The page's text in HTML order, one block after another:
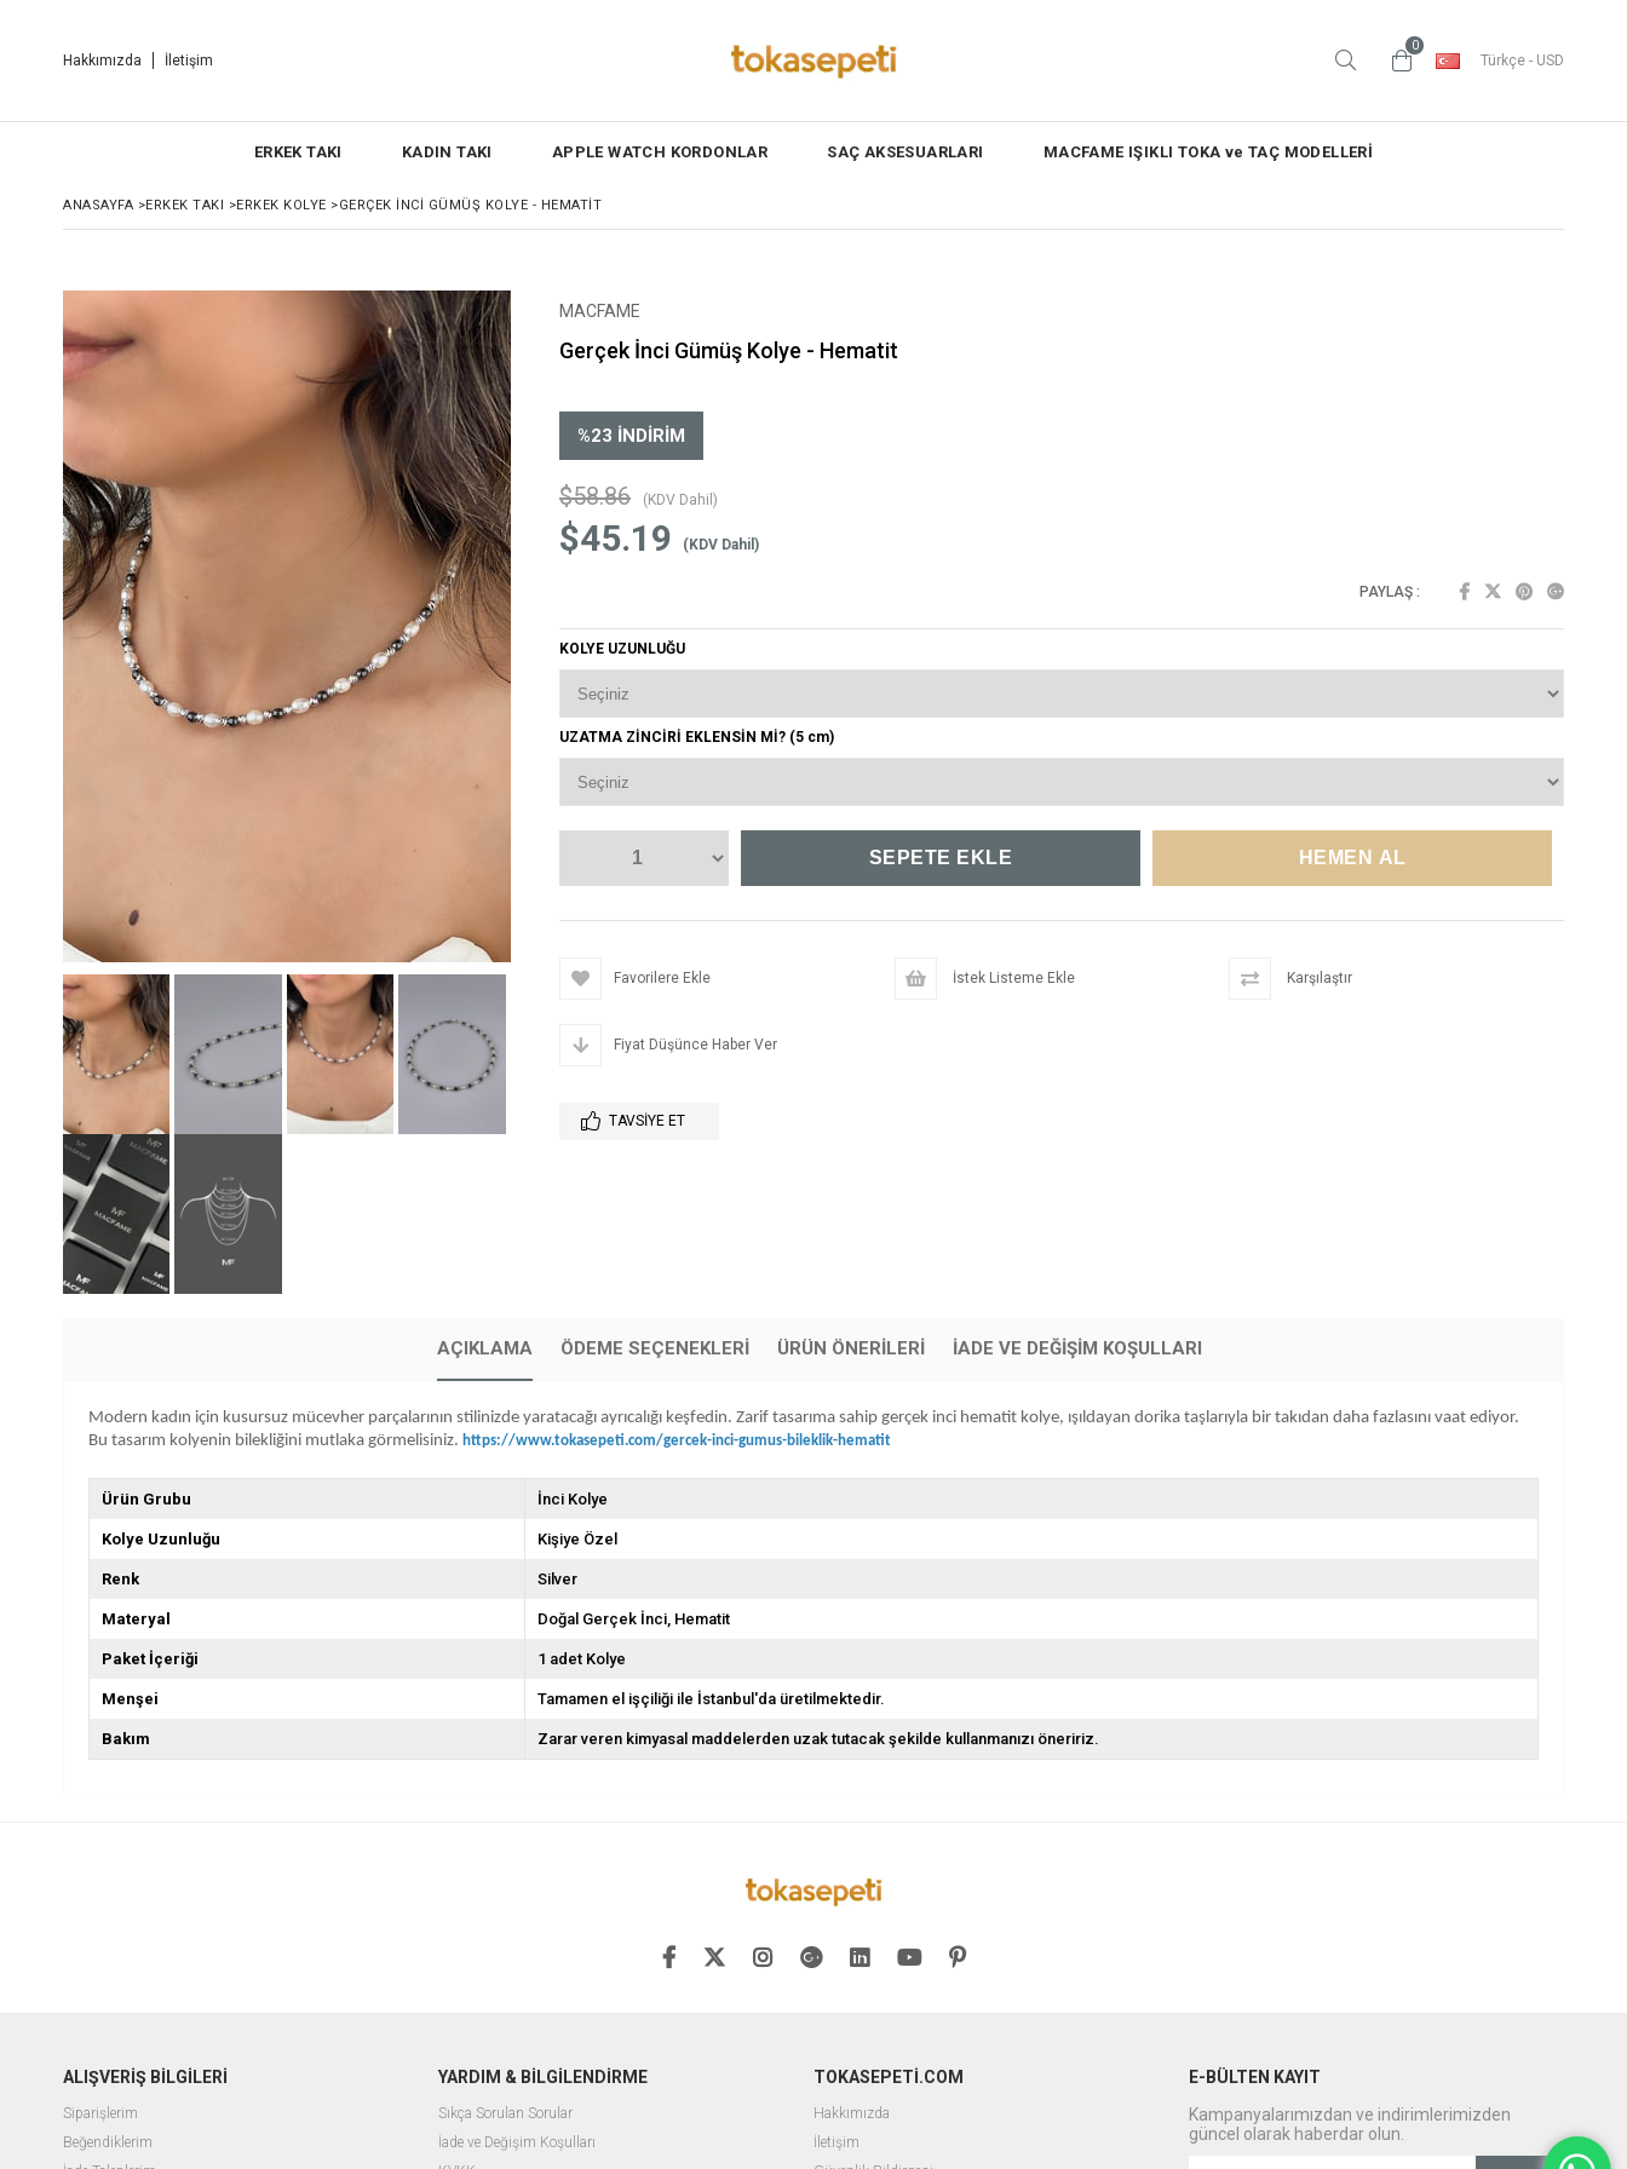
Hakkımızda İletişim
0
Türkçe - USD
ERKEK TAKI KADIN TAKI APPLE WATCH KORDONLAR SAÇ AKSESUARLARI MACFAME IŞIKLI TOKA ve TAÇ MODELLERİ
ANASAYFA >ERKEK TAKI >ERKEK KOLYE >GERÇEK İNCI GÜMÜŞ KOLYE - HEMATIT
MACFAME
Gerçek İnci Gümüş Kolye - Hematit
%23 İNDIRIM
$58.86 (KDV Dahil)
$45.19 (KDV Dahil)
PAYLAŞ :
KOLYE UZUNLUĞU
UZATMA ZİNCİRİ EKLENSİN Mİ? (5 cm)
Favorilere Ekle İstek Listeme Ekle Karşılaştır
Fiyat Düşünce Haber Ver
TAVSIYE ET
AÇIKLAMA ÖDEME SEÇENEKLERI ÜRÜN ÖNERILERI İADE VE DEĞİŞİM KOŞULLARI
Modern kadın için kusursuz mücevher parçalarının stilinizde yaratacağı ayrıcalığı keşfedin. Zarif tasarıma sahip gerçek inci hematit kolye, ışıldayan dorika taşlarıyla bir takıdan daha fazlasını vaat ediyor.
Bu tasarım kolyenin bilekliğini mutlaka görmelisiniz. https://www.tokasepeti.com/gercek-inci-gumus-bileklik-hematit
Ürün Grubu İnci Kolye
Kolye Uzunluğu Kişiye Özel
Renk Silver
Materyal Doğal Gerçek İnci Hematit
Paket İçeriği 1 adet Kolye
Menşei Tamamen el işçiliği ile İstanbul'da üretilmektedir.
Bakım Zarar veren kimyasal maddelerden uzak tutacak şekilde kullanmanızı öneririz.
ALIŞVERİŞ BİLGİLERİ
Siparişlerim
Beğendiklerim
YARDIM & BİLGİLENDİRME
Sıkça Sorulan Sorular
İade ve Değişim Koşulları
TOKASEPETİ.COM
Hakkımızda
İletişim
E-BÜLTEN KAYIT
Kampanyalarımızdan ve indirimlerimizden
güncel olarak haberdar olun.